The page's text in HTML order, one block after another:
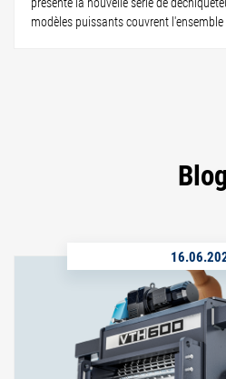
présenté la nouvelle série de
modèles puissants couvrent l'ensemble
Blog